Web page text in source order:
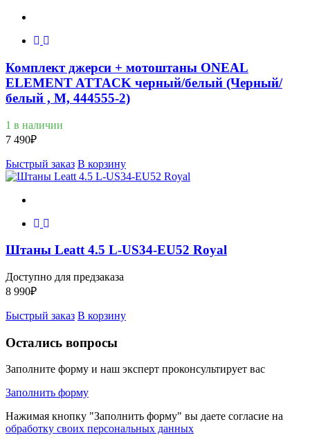
Комплект джерси + мотоштаны ONEAL
ELEMENT ATTACK черный/белый (Черный/
белый , M, 444555-2)
1 в наличии
7 490₽
Быстрый заказ В корзину
Штаны Leatt 4.5 L-US34-EU52 Royal
Доступно для предзаказа
8 990₽
Быстрый заказ В корзину
Остались вопросы
Заполните форму и наш эксперт проконсультирует вас
Заполнить форму
Нажимая кнопку "Заполнить форму" вы даете согласие на
обработку своих персональных данных